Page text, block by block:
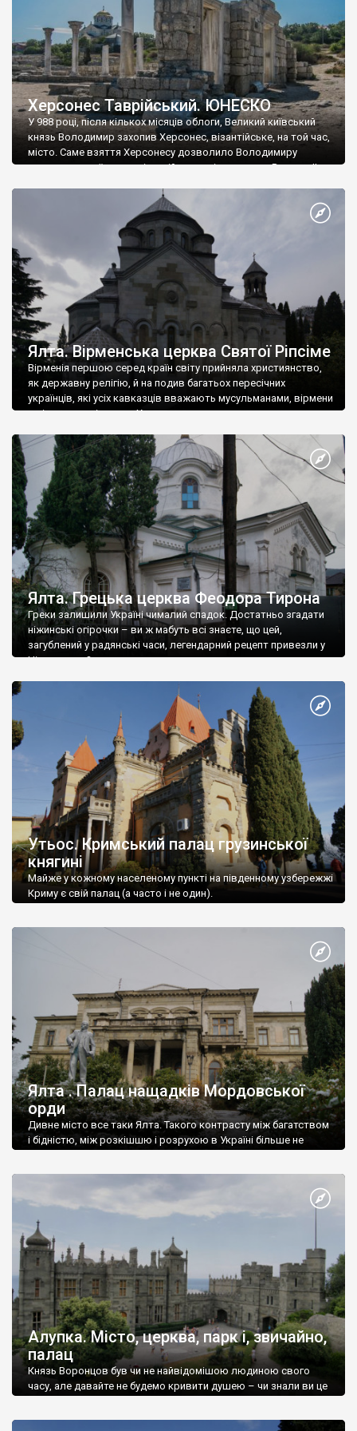
Херсонес Таврійський. ЮНЕСКО
У 988 році, після кількох місяців облоги, Великий київський
князь Володимир захопив Херсонес, візантійське, на той час,
місто. Саме взяття Херсонесу дозволило Володимиру
диктувати свої умови візантійському імператору Василю ІІ, та
Херсонесі Володимир-язичник, став Василем-християнином.
А потім було Хрещення Русі. На честь Херсонесу Таврійського
Ялта. Вірменська церква Святої Ріпсіме
Вірменія першою серед країн світу прийняла християнство,
як державну релігію, й на подив багатьох пересічних
українців, які усіх кавказців вважають мусульманами, вірмени
є відданими вірянами Христа
Ялта. Грецька церква Феодора Тирона
Греки залишили Україні чималий спадок. Достатньо згадати
ніжинські огірочки – ви ж мабуть всі знаєте, що цей,
загублений у радянські часи, легендарний рецепт привезли у
Ніжин греки?
Утьос. Кримський палац грузинської
княгині
Майже у кожному населеному пункті на південному узбережжі
Криму є свій палац (а часто і не один).
Ялта . Палац нащадків Мордовської
орди
Дивне місто все таки Ялта. Такого контрасту між багатством
і бідністю, між розкішшю і розрухою в Україні більше не
Алупка. Місто, церква, парк і, звичайно,
палац
Князь Воронцов був чи не найвідомішою людиною свого
часу, але давайте не будемо кривити душею – чи знали ви це